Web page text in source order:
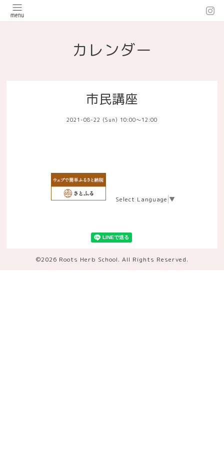
カレンダー
市民講座
2021-08-22 (Sun) 10:00～12:00
Select Language ▼
©2026 Roots Herb School. All Rights Reserved.